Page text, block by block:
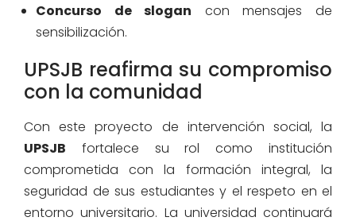
Concurso de slogan con mensajes de
sensibilización.
UPSJB reafirma su compromiso
con la comunidad
Con este proyecto de intervención social, la
UPSJB fortalece su rol como institución
comprometida con la formación integral, la
seguridad de sus estudiantes y el respeto en el
entorno universitario. La universidad continuará